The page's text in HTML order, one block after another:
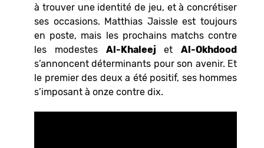
à trouver une identité de jeu, et à concrétiser
ses occasions. Matthias Jaissle est toujours
en poste, mais les prochains matchs contre
les modestes Al-Khaleej et Al-Okhdood
s’annoncent déterminants pour son avenir. Et
le premier des deux a été positif, ses hommes
s’imposant à onze contre dix.